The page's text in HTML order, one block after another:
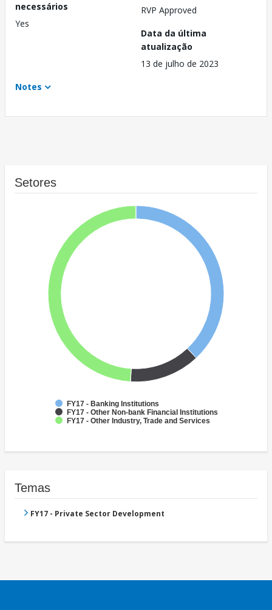
necessários
Yes
RVP Approved
Data da última
atualização
13 de julho de 2023
Notes
Setores
FY17 - Banking Institutions
FY17 - Other Non-bank Financial Institutions
FY17 - Other Industry, Trade and Services
Temas
FY17 - Private Sector Development